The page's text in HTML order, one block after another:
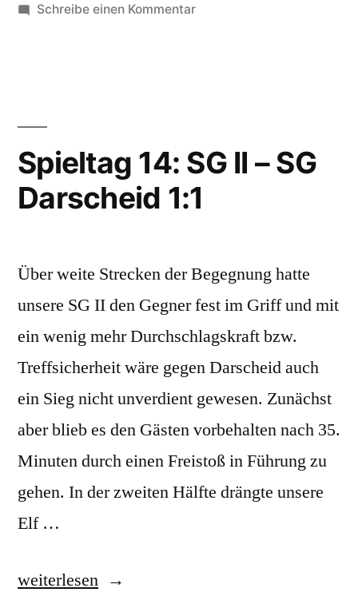
Schreibe einen Kommentarzu
Tabellenführer
aus
Darscheid
Spieltag 14: SG II – SG
Darscheid 1:1
Über weite Strecken der Begegnung hatte
unsere SG II den Gegner fest im Griff und mit
ein wenig mehr Durchschlagskraft bzw.
Treffsicherheit wäre gegen Darscheid auch
ein Sieg nicht unverdient gewesen. Zunächst
aber blieb es den Gästen vorbehalten nach 35.
Minuten durch einen Freistoß in Führung zu
gehen. In der zweiten Hälfte drängte unsere
Elf …
„Spieltag
weiterlesen